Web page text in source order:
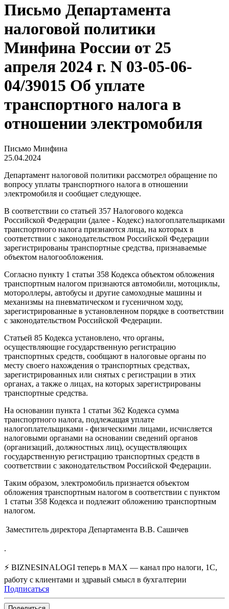
Письмо Департамента
налоговой политики
Минфина России от 25
апреля 2024 г. N 03-05-06-
04/39015 Об уплате
транспортного налога в
отношении электромобиля
Письмо Минфина
25.04.2024
Департамент налоговой политики рассмотрел обращение по
вопросу уплаты транспортного налога в отношении
электромобиля и сообщает следующее.
В соответствии со статьей 357 Налогового кодекса
Российской Федерации (далее - Кодекс) налогоплательщиками
транспортного налога признаются лица, на которых в
соответствии с законодательством Российской Федерации
зарегистрированы транспортные средства, признаваемые
объектом налогообложения.
Согласно пункту 1 статьи 358 Кодекса объектом обложения
транспортным налогом признаются автомобили, мотоциклы,
мотороллеры, автобусы и другие самоходные машины и
механизмы на пневматическом и гусеничном ходу,
зарегистрированные в установленном порядке в соответствии
с законодательством Российской Федерации.
Статьей 85 Кодекса установлено, что органы,
осуществляющие государственную регистрацию
транспортных средств, сообщают в налоговые органы по
месту своего нахождения о транспортных средствах,
зарегистрированных или снятых с регистрации в этих
органах, а также о лицах, на которых зарегистрированы
транспортные средства.
На основании пункта 1 статьи 362 Кодекса сумма
транспортного налога, подлежащая уплате
налогоплательщиками - физическими лицами, исчисляется
налоговыми органами на основании сведений органов
(организаций, должностных лиц), осуществляющих
государственную регистрацию транспортных средств в
соответствии с законодательством Российской Федерации.
Таким образом, электромобиль признается объектом
обложения транспортным налогом в соответствии с пунктом
1 статьи 358 Кодекса и подлежит обложению транспортным
налогом.
Заместитель директора Департамента В.В. Сашичев
.
⚡ BIZNESINALOGI теперь в MAX — канал про налоги, 1С,
работу с клиентами и здравый смысл в бухгалтерии
Подписаться